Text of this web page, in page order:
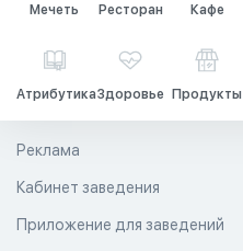
Мечеть Ресторан Кафе
АтрибутикаЗдоровье Продукты
Реклама
Кабинет заведения
Приложение для заведений